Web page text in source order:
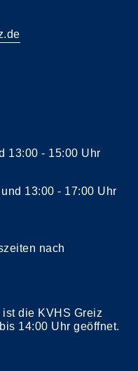
13:00 - 15:00 Uhr
13:00 - 17:00 Uhr
nach
die KVHS Greiz
14:00 Uhr geöffnet.